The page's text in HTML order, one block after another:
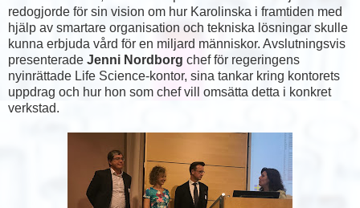
redogjorde för sin vision om hur Karolinska i framtiden med
hjälp av smartare organisation och tekniska lösningar skulle
kunna erbjuda vård för en miljard människor. Avslutningsvis
presenterade Jenni Nordborg chef för regeringens
nyinrättade Life Science-kontor, sina tankar kring kontorets
uppdrag och hur hon som chef vill omsätta detta i konkret
verkstad.